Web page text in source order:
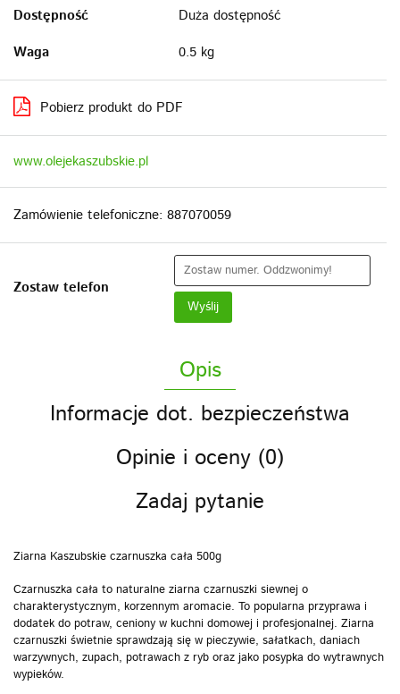
Dostępność
Duża dostępność
Waga
0.5 kg
Pobierz produkt do PDF
www.olejekaszubskie.pl
Zamówienie telefoniczne: 887070059
Zostaw telefon
Wyślij
Opis
Informacje dot. bezpieczeństwa
Opinie i oceny (0)
Zadaj pytanie
Ziarna Kaszubskie czarnuszka cała 500g
Czarnuszka cała to naturalne ziarna czarnuszki siewnej o
charakterystycznym, korzennym aromacie. To popularna przyprawa i
dodatek do potraw, ceniony w kuchni domowej i profesjonalnej. Ziarna
czarnuszki świetnie sprawdzają się w pieczywie, sałatkach, daniach
warzywnych, zupach, potrawach z ryb oraz jako posypka do wytrawnych
wypieków.